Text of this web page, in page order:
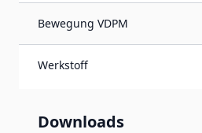
Bewegung VDPM
Werkstoff
Downloads